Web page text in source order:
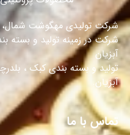
شرکت تولیدی مهگوشت شمال،
شرکت در زمینه تولید و بسته
آبزیان
تولید و بسته بندی کبک ،
آبزیان.
تماس با ما